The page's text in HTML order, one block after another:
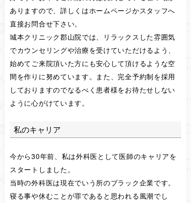
ありますので、詳しくはホームページかスタッフへ
直接お問合せ下さい。
城本クリニック郡山院では、リラックスした雰囲気
でカウンセリングや治療を受けていただけるよう、
始めてご来院頂いた方にも安心して頂けるような空
間を作りに努めています。また、完全予約制を採用
しておりますのでなるべく患者様をお待たせしない
ように心がけています。
私のキャリア
今から30年前、私は外科医として医師のキャリアを
スタートしました。
当時の外科医は現在でいう所のブラック企業です。
寝る事や休むことが罪であると思われる風潮でし